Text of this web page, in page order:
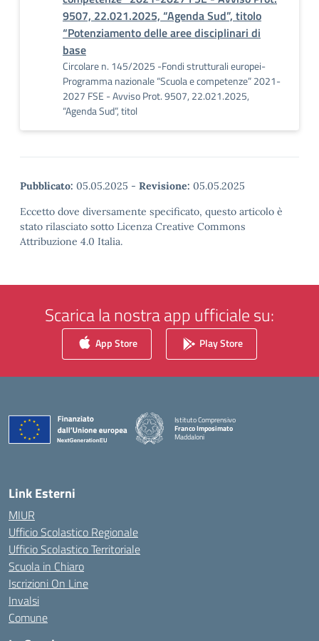
9507, 22.021.2025, “Agenda Sud”, titolo
“Potenziamento delle aree disciplinari di
base
Circolare n. 145/2025 -Fondi strutturali europei-
Programma nazionale “Scuola e competenze” 2021-
2027 FSE - Avviso Prot. 9507, 22.021.2025,
“Agenda Sud”, titol
Pubblicato: 05.05.2025 - Revisione: 05.05.2025
Eccetto dove diversamente specificato, questo articolo è
stato rilasciato sotto Licenza Creative Commons
Attribuzione 4.0 Italia.
Scarica la nostra app ufficiale su:
App Store Play Store
Istituto Comprensivo
Franco Imposimato
Maddaloni
Link Esterni
MIUR
Ufficio Scolastico Regionale
Ufficio Scolastico Territoriale
Scuola in Chiaro
Iscrizioni On Line
Invalsi
Comune